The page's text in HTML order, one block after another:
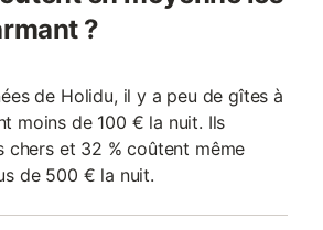
?
de Holidu, il y a peu de gîtes à
moins de 100 € la nuit. Ils
chers et 32 % coûtent même
de 500 € la nuit.